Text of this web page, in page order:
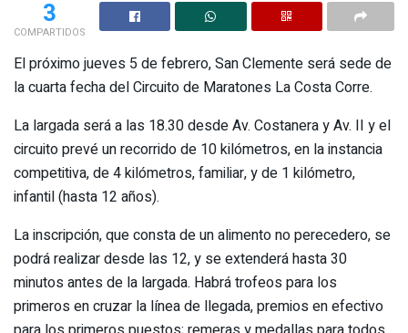
3
COMPARTIDOS
El próximo jueves 5 de febrero, San Clemente será sede de
la cuarta fecha del Circuito de Maratones La Costa Corre.
La largada será a las 18.30 desde Av. Costanera y Av. II y el
circuito prevé un recorrido de 10 kilómetros, en la instancia
competitiva, de 4 kilómetros, familiar, y de 1 kilómetro,
infantil (hasta 12 años).
La inscripción, que consta de un alimento no perecedero, se
podrá realizar desde las 12, y se extenderá hasta 30
minutos antes de la largada. Habrá trofeos para los
primeros en cruzar la línea de llegada, premios en efectivo